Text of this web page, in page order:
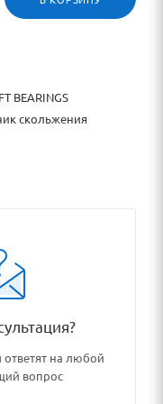
BEARINGS
скольжения
на любой
вопрос